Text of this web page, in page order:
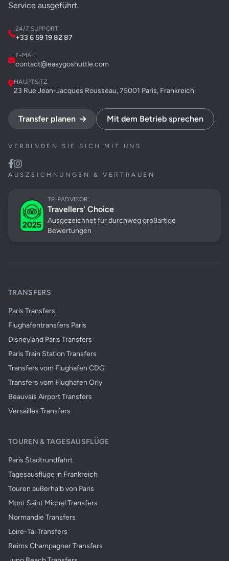
Service ausgeführt.
24/7 SUPPORT
+33 6 59 19 82 87
E-MAIL
contact@easygoshuttle.com
HAUPTSITZ
23 Rue Jean-Jacques Rousseau, 75001 Paris, Frankreich
Transfer planen Mit dem Betrieb sprechen
VERBINDEN SIE SICH MIT UNS
AUSZEICHNUNGEN & VERTRAUEN
TRIPADVISOR
Travellers' Choice
Ausgezeichnet für durchweg großartige
Bewertungen
TRANSFERS
Paris Transfers
Flughafentransfers Paris
Disneyland Paris Transfers
Paris Train Station Transfers
Transfers vom Flughafen CDG
Transfers vom Flughafen Orly
Beauvais Airport Transfers
Versailles Transfers
TOUREN & TAGESAUSFLÜGE
Paris Stadtrundfahrt
Tagesausflüge in Frankreich
Touren außerhalb von Paris
Mont Saint Michel Transfers
Normandie Transfers
Loire-Tal Transfers
Reims Champagner Transfers